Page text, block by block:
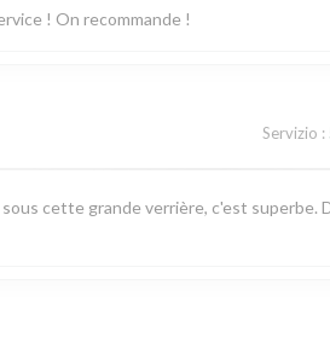
! On recommande !
Servizio :
cette grande verrière, c'est superbe.